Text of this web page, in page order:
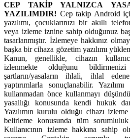
CEP TAKİP YALNIZCA
YAZILIMDIR! Cep takip Android
yazılımı, çocuklarınızı bir akıllı
veya izleme iznine sahip olduğunuz
tasarlanmıştır. İzlemeye hakkınız
başka bir cihaza gözetim yazılımı
Kanun, genellikle, cihazın
izlenmekte olduğunu
şartların/yasaların ihlali, ihlal
yaptırımlarla sonuçlanabilir.
kullanmadan önce kullanmayı
yasallığı konusunda kendi hukuk
Yazılımın kurulu olduğu cihazı
belirleme konusunda tüm
Kullanıcının izleme hakkına sahip